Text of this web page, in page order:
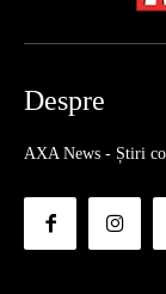
Despre
AXA News - Știri